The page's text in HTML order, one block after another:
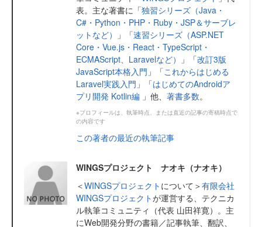
表。主な著書に「独習シリーズ（Java・
C#・Python・PHP・Ruby・JSP＆サーブレ
ットなど）
」「速習シリーズ（ASP.NET
Core・Vue.js・React・TypeScript・
ECMAScript、Laravelなど）
」「改訂3版
JavaScript本格入門 」「これからはじめる
Laravel実践入門 」「はじめてのAndroidア
プリ開発 Kotlin編 」他、 著書多数。
※プロフィールは、執筆時点、または直近の記事の寄稿時点で
の内容です
この著者の最近の執筆記事
WINGSプロジェクト ナオキ（ナオキ）
＜WINGSプロジェクト について＞有限会社
WINGSプロジェクトが運営する、テクニカ
ル執筆コミュニティ（代表 山田祥寛）。主
にWeb開発分野の書籍／記事執筆、翻訳、